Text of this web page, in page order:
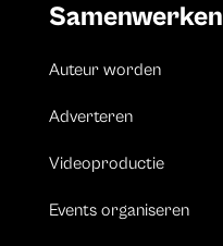
Samenwerken
Auteur worden
Adverteren
Videoproductie
Events organiseren